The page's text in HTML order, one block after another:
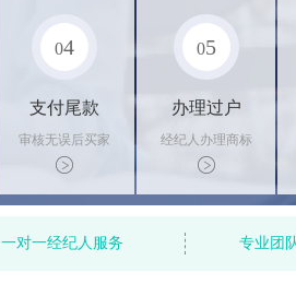
04
支付尾款
审核无误后买家
支付尾款，卖家
办理相关手续
05
办理过户
经纪人办理商标
转让手续，交付
相关证书
一对一经纪人服务 专业团